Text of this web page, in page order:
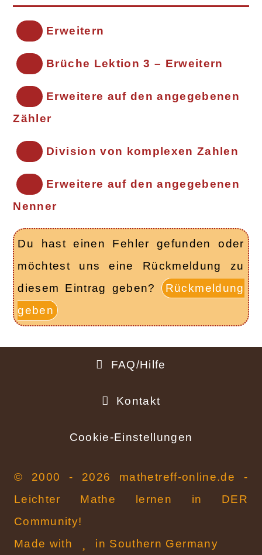
Erweitern
Brüche Lektion 3 – Erweitern
Erweitere auf den angegebenen
Zähler
Division von komplexen Zahlen
Erweitere auf den angegebenen
Nenner
Du hast einen Fehler gefunden oder
möchtest uns eine Rückmeldung zu
diesem Eintrag geben?
Rückmeldung
geben
Fußbereich
FAQ/Hilfe
Kontakt
Cookie-Einstellungen
© 2000 - 2026 mathetreff-online.de -
Leichter Mathe lernen in DER
Community!
Made with
in Southern Germany